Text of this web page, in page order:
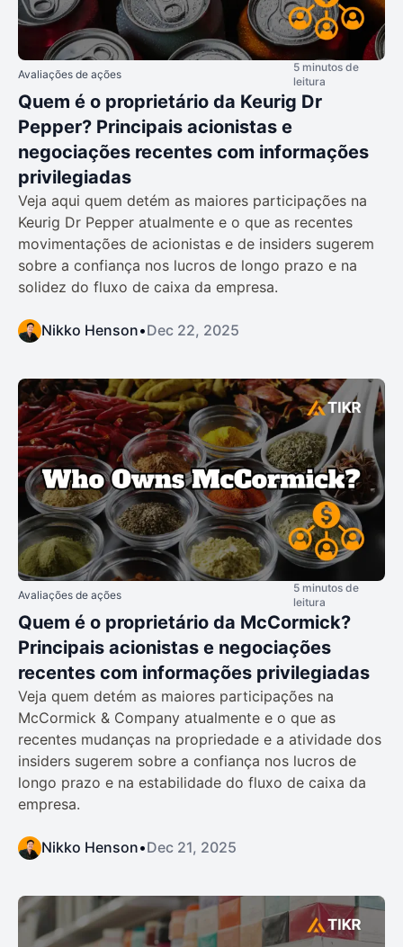
Avaliações de ações
5 minutos de
leitura
Quem é o proprietário da Keurig Dr
Pepper? Principais acionistas e
negociações recentes com informações
privilegiadas
Veja aqui quem detém as maiores participações na
Keurig Dr Pepper atualmente e o que as recentes
movimentações de acionistas e de insiders sugerem
sobre a confiança nos lucros de longo prazo e na
solidez do fluxo de caixa da empresa.
Nikko Henson•Dec 22, 2025
Avaliações de ações
5 minutos de
leitura
Quem é o proprietário da McCormick?
Principais acionistas e negociações
recentes com informações privilegiadas
Veja quem detém as maiores participações na
McCormick & Company atualmente e o que as
recentes mudanças na propriedade e a atividade dos
insiders sugerem sobre a confiança nos lucros de
longo prazo e na estabilidade do fluxo de caixa da
empresa.
Nikko Henson•Dec 21, 2025